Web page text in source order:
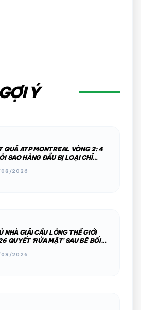
Ý
QUẢ ATP MONTREAL VÒNG 2: 4
SAO HÀNG ĐẦU BỊ LOẠI CHỈ
2026
NHÀ GIẢI CẦU LÔNG THẾ GIỚI
QUYẾT ‘RỬA MẶT’ SAU BÊ BỐI
2026